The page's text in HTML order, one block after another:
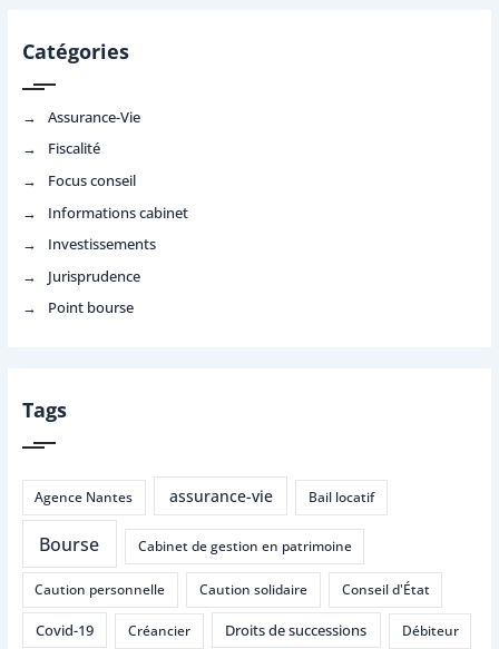
Catégories
Assurance-Vie
Fiscalité
Focus conseil
Informations cabinet
Investissements
Jurisprudence
Point bourse
Tags
Agence Nantes assurance-vie Bail locatif
Bourse Cabinet de gestion en patrimoine
Caution personnelle Caution solidaire Conseil d'État
Covid-19 Créancier Droits de successions Débiteur